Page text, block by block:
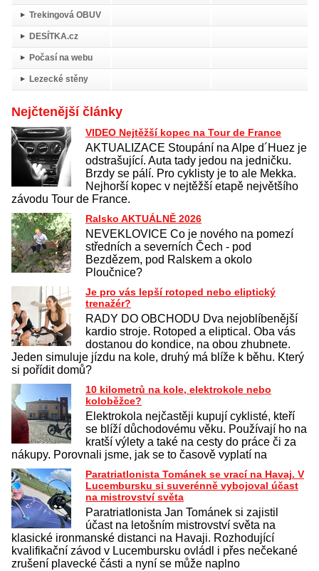
Trekingová OBUV
DESÍTKA.cz
Počasí na webu
Lezecké stěny
Nejčtenější články
VIDEO Nejtěžší kopec na Tour de France
AKTUALIZACE Stoupání na Alpe d´Huez je
odstrašující. Auta tady jedou na jedničku.
Brzdy se pálí. Pro cyklisty je to ale Mekka.
Nejhorší kopec v nejtěžší etapě největšího
závodu Tour de France.
Ralsko AKTUÁLNĚ 2026
NEVEKLOVICE Co je nového na pomezí
středních a severních Čech - pod
Bezdězem, pod Ralskem a okolo
Ploučnice?
Je pro vás lepší rotoped nebo eliptický
trenažér?
RADY DO OBCHODU Dva nejoblíbenější
kardio stroje. Rotoped a eliptical. Oba vás
dostanou do kondice, na obou zhubnete.
Jeden simuluje jízdu na kole, druhý má blíže k běhu. Který
si pořídit domů?
10 kilometrů na kole, elektrokole nebo
koloběžce?
Elektrokola nejčastěji kupují cyklisté, kteří
se blíží důchodovému věku. Používají ho na
kratší výlety a také na cesty do práce či za
nákupy. Porovnali jsme, jak se to časově vyplatí na
Paratriatlonista Tománek se vrací na Havaj. V
Lucembursku si suverénně vybojoval účast
na mistrovství světa
Paratriatlonista Jan Tománek si zajistil
účast na letošním mistrovství světa na
klasické ironmanské distanci na Havaji. Rozhodující
kvalifikační závod v Lucembursku ovládl i přes nečekané
zrušení plavecké části a nyní se může naplno